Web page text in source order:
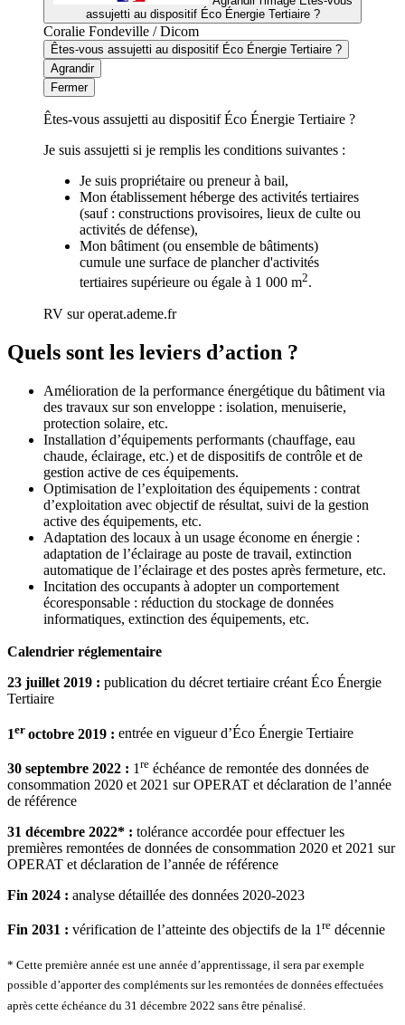
assujetti au dispositif Éco Énergie Tertiaire ?
Coralie Fondeville / Dicom
Êtes-vous assujetti au dispositif Éco Énergie Tertiaire ?
Agrandir
Fermer
Êtes-vous assujetti au dispositif Éco Énergie Tertiaire ?
Je suis assujetti si je remplis les conditions suivantes :
Je suis propriétaire ou preneur à bail,
Mon établissement héberge des activités tertiaires
(sauf : constructions provisoires, lieux de culte ou
activités de défense),
Mon bâtiment (ou ensemble de bâtiments)
cumule une surface de plancher d'activités
tertiaires supérieure ou égale à 1 000 m2.
RV sur operat.ademe.fr
Quels sont les leviers d’action ?
Amélioration de la performance énergétique du bâtiment via
des travaux sur son enveloppe : isolation, menuiserie,
protection solaire, etc.
Installation d’équipements performants (chauffage, eau
chaude, éclairage, etc.) et de dispositifs de contrôle et de
gestion active de ces équipements.
Optimisation de l’exploitation des équipements : contrat
d’exploitation avec objectif de résultat, suivi de la gestion
active des équipements, etc.
Adaptation des locaux à un usage économe en énergie :
adaptation de l’éclairage au poste de travail, extinction
automatique de l’éclairage et des postes après fermeture, etc.
Incitation des occupants à adopter un comportement
écoresponsable : réduction du stockage de données
informatiques, extinction des équipements, etc.
Calendrier réglementaire
23 juillet 2019 : publication du décret tertiaire créant Éco Énergie
Tertiaire
1er octobre 2019 : entrée en vigueur d’Éco Énergie Tertiaire
30 septembre 2022 : 1 re échéance de remontée des données de
consommation 2020 et 2021 sur OPERAT et déclaration de l’année
de référence
31 décembre 2022* : tolérance accordée pour effectuer les
premières remontées de données de consommation 2020 et 2021 sur
OPERAT et déclaration de l’année de référence
Fin 2024 : analyse détaillée des données 2020-2023
Fin 2031 : vérification de l’atteinte des objectifs de la 1 re décennie
* Cette première année est une année d’apprentissage, il sera par exemple
possible d’apporter des compléments sur les remontées de données effectuées
après cette échéance du 31 décembre 2022 sans être pénalisé.